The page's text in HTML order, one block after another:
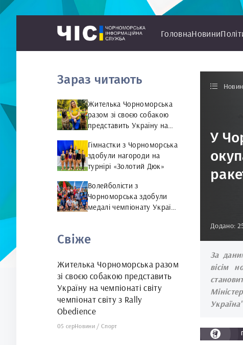
ГоловнаНовини
У
Додано:
За
вісім
Зараз читають
Жителька Чорноморська
разом зі своєю собакою
представить Україну на
світу з Rally Obedience
Гімнастки з Чорноморська
здобули нагороди на
турнірі «Золотий Дюк»
Волейболісти з
Чорноморська здобули
медалі чемпіонату України
арені
Свіже
Жителька Чорноморська разом
зі своєю собакою представить
Україну на чемпіонаті світу
чемпіонат світу з Rally
Obedience
05 серНовини /Спорт